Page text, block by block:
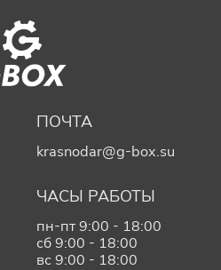
ПОЧТА
krasnodar@g-box.su
ЧАСЫ РАБОТЫ
пн-пт 9:00 - 18:00
сб 9:00 - 18:00
вс 9:00 - 18:00